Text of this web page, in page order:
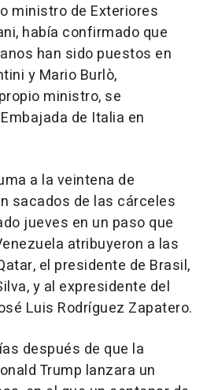
ministro de Exteriores
había confirmado que
han sido puestos en
y Mario Burlò,
ministro, se
de Italia en
a la veintena de
sacados de las cárceles
jueves en un paso que
atribuyeron a las
el presidente de Brasil,
y al expresidente del
Luis Rodríguez Zapatero.
después de que la
Trump lanzara un